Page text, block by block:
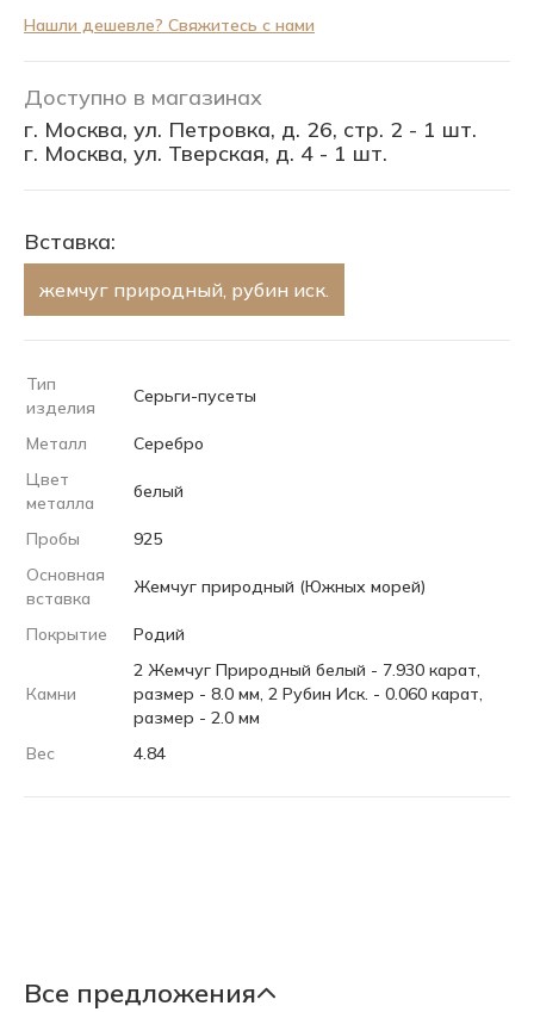
Нашли дешевле? Свяжитесь с нами
Доступно в магазинах
г. Москва, ул. Петровка, д. 26, стр. 2 - 1 шт.
г. Москва, ул. Тверская, д. 4 - 1 шт.
Вставка:
жемчуг природный, рубин иск.
Тип
изделия
Серьги-пусеты
Металл
Серебро
Цвет
металла
белый
Пробы
925
Основная
вставка
Жемчуг природный (Южных морей)
Покрытие Родий
Камни
2 Жемчуг Природный белый - 7.930 карат,
размер - 8.0 мм, 2 Рубин Иск. - 0.060 карат,
размер - 2.0 мм
Вес
4.84
Все предложения